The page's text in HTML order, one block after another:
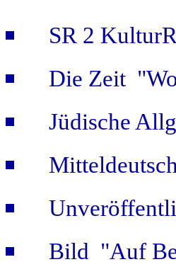
SR 2
Die Zeit
Jüdische
Bild "Auf